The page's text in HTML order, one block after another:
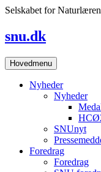
Skip
Selskabet for
snu.dk
Hovedmenu
Nyheder
Nyheder
SNUnyt
Foredrag
Foredrag